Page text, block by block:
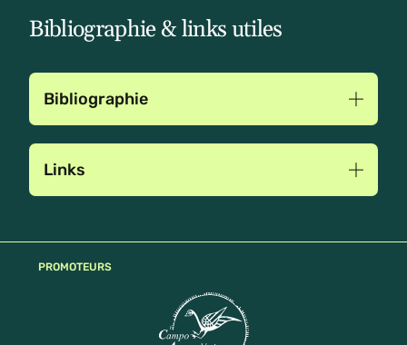
Bibliographie & links utiles
Bibliographie
Links
PROMOTEURS